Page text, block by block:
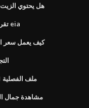
هل يحتوي الزيت
تقرير الاستثمار في البنزين eia
كيف يعمل سعر
ملف الفصلية 941 تقرير على الانترنت
مشاهدة جمال